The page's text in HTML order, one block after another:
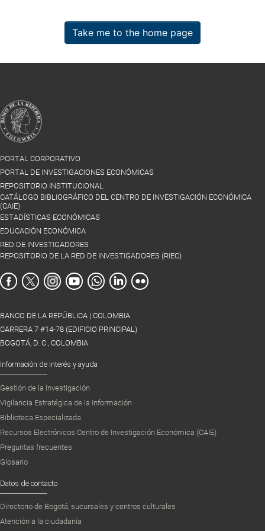
Take me to the home page
PORTAL CORPORATIVO
PORTAL DE INVESTIGACIONES ECONÓMICAS
REPOSITORIO INSTITUCIONAL
CATÁLOGO BIBLIOGRÁFICO DEL CENTRO DE INVESTIGACIÓN ECONÓMICA
(CAIE)
ESTADÍSTICAS ECONÓMICAS
EDUCACIÓN ECONÓMICA
RED DE INVESTIGADORES
REPOSITORIO DE LA RED DE INVESTIGADORES (RIEC)
BANCO DE LA REPÚBLICA | COLOMBIA
CARRERA 7 #14-78 (EDIFICIO PRINCIPAL)
BOGOTÁ, D. C., COLOMBIA
Información de interés y ayuda
Gestión de la Investigación
Vigilancia Estratégica de la Información
Biblioteca Especializada
Recursos Electrónicos Centro de Investigación Económica (CAIE)
Preguntas frecuentes
Glosario
Datos de contacto
Directorio de Bogotá, sucursales y centros culturales
Atención a la ciudadanía